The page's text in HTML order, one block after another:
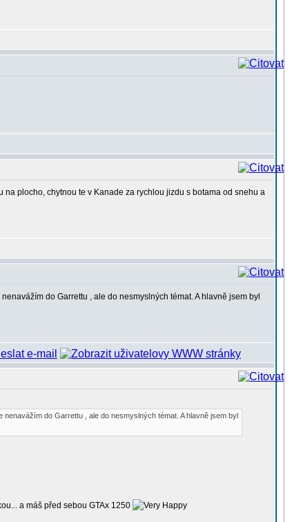
plocho, chytnou te v Kanade za rychlou jizdu s botama od snehu a
do Garrettu , ale do nesmyslných témat. A hlavně jsem byl
nenavážím do Garrettu , ale do nesmyslných témat. A hlavně jsem byl
a máš před sebou GTAx 1250